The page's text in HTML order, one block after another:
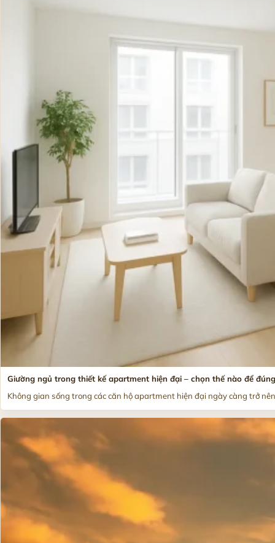
Giường ngủ trong thiết kế apartment hiện đại – chọn thế nào để
Không gian sống trong các căn hộ apartment hiện đại ngày càng trở